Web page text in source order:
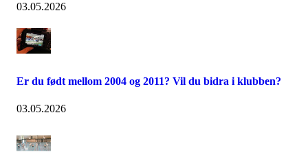
03.05.2026
Er du født mellom 2004 og 2011? Vil du bidra i klubben?
03.05.2026